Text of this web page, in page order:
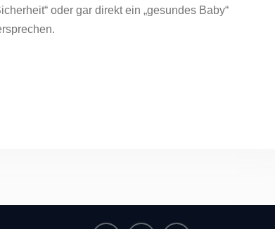
oder gar direkt ein „gesundes Baby“